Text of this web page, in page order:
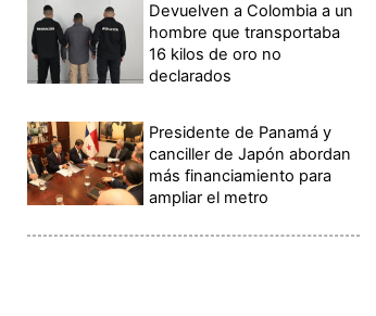
Devuelven a Colombia a un
hombre que transportaba
16 kilos de oro no
declarados
Presidente de Panamá y
canciller de Japón abordan
más financiamiento para
ampliar el metro